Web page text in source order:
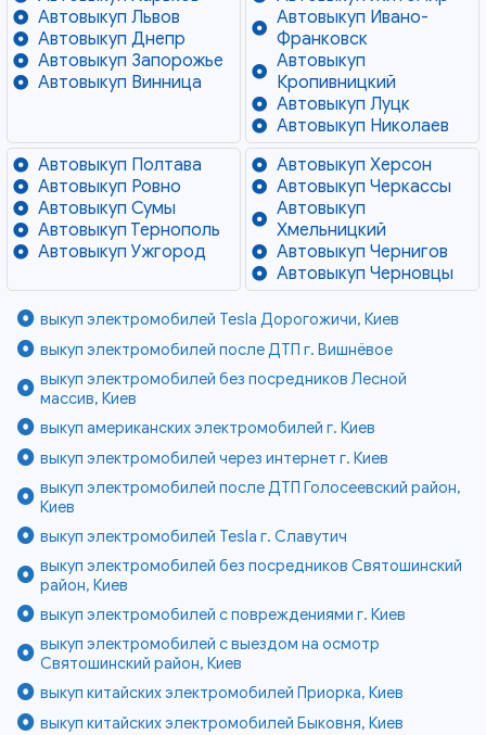
Автовыкуп Львов
Автовыкуп Днепр
Автовыкуп Запорожье
Автовыкуп Винница
Автовыкуп Ивано-
Франковск
Автовыкуп
Кропивницкий
Автовыкуп Луцк
Автовыкуп Николаев
Автовыкуп Полтава
Автовыкуп Ровно
Автовыкуп Сумы
Автовыкуп Тернополь
Автовыкуп Ужгород
Автовыкуп Херсон
Автовыкуп Черкассы
Автовыкуп
Хмельницкий
Автовыкуп Чернигов
Автовыкуп Черновцы
выкуп электромобилей Tesla Дорогожичи, Киев
выкуп электромобилей после ДТП г. Вишнёвое
выкуп электромобилей без посредников Лесной
массив, Киев
выкуп американских электромобилей г. Киев
выкуп электромобилей через интернет г. Киев
выкуп электромобилей после ДТП Голосеевский район,
Киев
выкуп электромобилей Tesla г. Славутич
выкуп электромобилей без посредников Святошинский
район, Киев
выкуп электромобилей с повреждениями г. Киев
выкуп электромобилей с выездом на осмотр
Святошинский район, Киев
выкуп китайских электромобилей Приорка, Киев
выкуп китайских электромобилей Быковня, Киев